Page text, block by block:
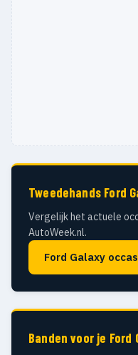
Tweedehands Ford
Vergelijk het actuele
AutoWeek.nl.
Ford Galaxy
Banden voor je Ford